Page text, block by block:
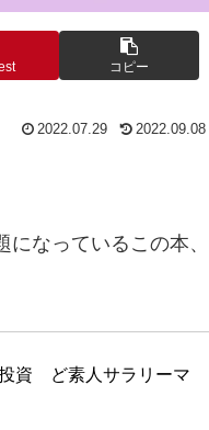
コピー
2022.07.29 2022.09.08
なっているこの本、
資　ど素人サラリーマ